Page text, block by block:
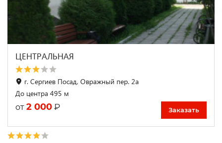
ЦЕНТРАЛЬНАЯ
г. Сергиев Посад, Овражный пер. 2а
До центра 495 м
от 2 000 ₽ Заказать